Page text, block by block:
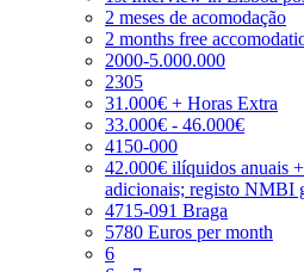
2 meses de acomodação
2 months free
2000-5.000.000
2305
31.000€ + Horas Extra
33.000€ - 46.000€
4150-000
42.000€ ilíquidos anuais
adicionais; registo NMBI
4715-091 Braga
5780 Euros per month
6